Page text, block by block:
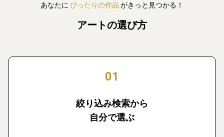
あなたに ぴったりの作品 がきっと見つかる！
アートの選び方
01
絞り込み検索から
自分で選ぶ